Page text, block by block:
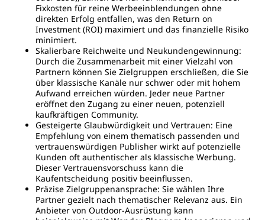
Fixkosten für reine Werbeeinblendungen ohne
direkten Erfolg entfallen, was den Return on
Investment (ROI) maximiert und das finanzielle Risiko
minimiert.
Skalierbare Reichweite und Neukundengewinnung:
Durch die Zusammenarbeit mit einer Vielzahl von
Partnern können Sie Zielgruppen erschließen, die Sie
über klassische Kanäle nur schwer oder mit hohem
Aufwand erreichen würden. Jeder neue Partner
eröffnet den Zugang zu einer neuen, potenziell
kaufkräftigen Community.
Gesteigerte Glaubwürdigkeit und Vertrauen: Eine
Empfehlung von einem thematisch passenden und
vertrauenswürdigen Publisher wirkt auf potenzielle
Kunden oft authentischer als klassische Werbung.
Dieser Vertrauensvorschuss kann die
Kaufentscheidung positiv beeinflussen.
Präzise Zielgruppenansprache: Sie wählen Ihre
Partner gezielt nach thematischer Relevanz aus. Ein
Anbieter von Outdoor-Ausrüstung kann